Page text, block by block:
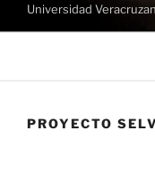
Universidad
PROYECTO